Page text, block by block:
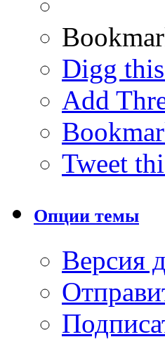
Digg
Add
Tweet
Опции темы
Версия